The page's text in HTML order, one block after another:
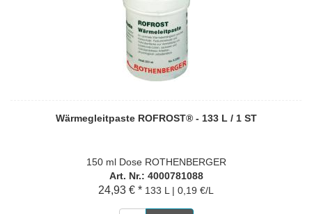
Wärmegleitpaste ROFROST® - 133 L / 1 ST
150 ml Dose ROTHENBERGER
Art. Nr.: 4000781088
24,93 € * 133 L | 0,19 €/L